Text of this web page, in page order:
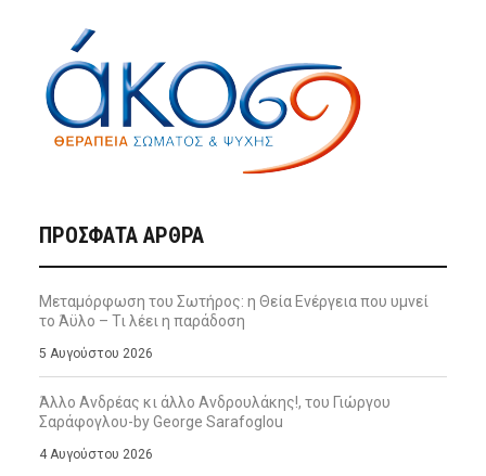
ΠΡΌΣΦΑΤΑ ΆΡΘΡΑ
Μεταμόρφωση του Σωτήρος: η Θεία Ενέργεια που υμνεί
το Άϋλο – Τι λέει η παράδοση
5 Αυγούστου 2026
Άλλο Ανδρέας κι άλλο Ανδρουλάκης!, του Γιώργου
Σαράφογλου-by George Sarafoglou
4 Αυγούστου 2026